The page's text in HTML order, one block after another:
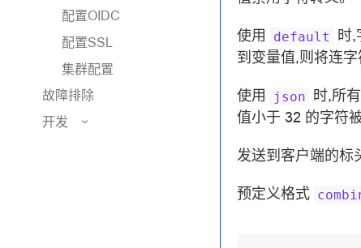
配置OIDC
配置SSL
集群配置
故障排除
开发
使用 default
时,
到变量值,则将连字
使用 json 时,所
值小于 32 的字符
发送到客户端的标
预定义格式